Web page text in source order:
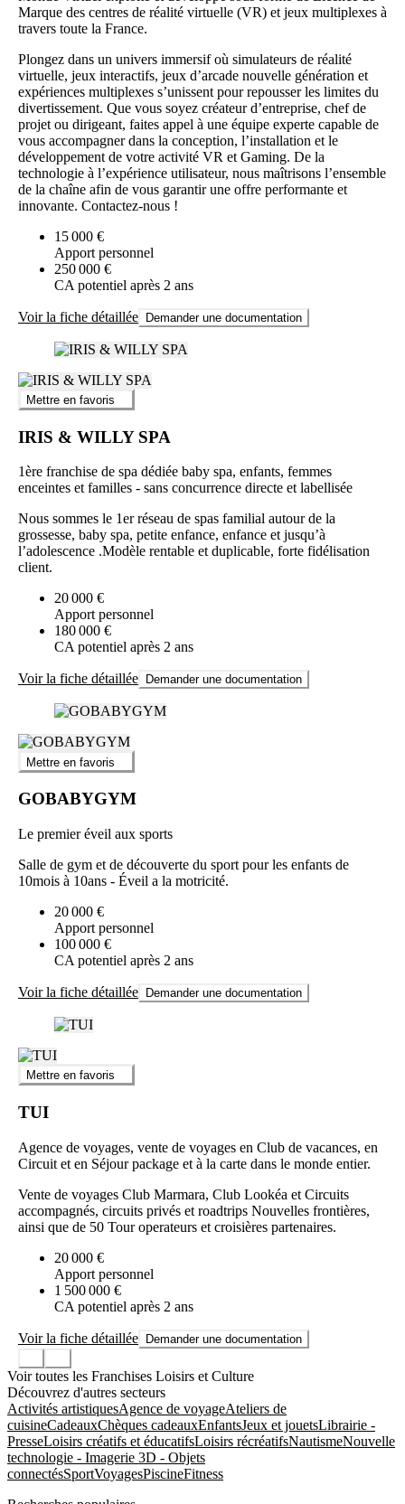
Marque des centres de réalité virtuelle (VR) et jeux multiplexes à
travers toute la France.
Plongez dans un univers immersif où simulateurs de réalité
virtuelle, jeux interactifs, jeux d’arcade nouvelle génération et
expériences multiplexes s’unissent pour repousser les limites du
divertissement. Que vous soyez créateur d’entreprise, chef de
projet ou dirigeant, faites appel à une équipe experte capable de
vous accompagner dans la conception, l’installation et le
développement de votre activité VR et Gaming. De la
technologie à l’expérience utilisateur, nous maîtrisons l’ensemble
de la chaîne afin de vous garantir une offre performante et
innovante. Contactez-nous !
15 000 €
Apport personnel
250 000 €
CA potentiel après 2 ans
Voir la fiche détaillée Demander une documentation
Mettre en favoris
IRIS & WILLY SPA
1ère franchise de spa dédiée baby spa, enfants, femmes
enceintes et familles - sans concurrence directe et labellisée
Nous sommes le 1er réseau de spas familial autour de la
grossesse, baby spa, petite enfance, enfance et jusqu’à
l’adolescence .Modèle rentable et duplicable, forte fidélisation
client.
20 000 €
Apport personnel
180 000 €
CA potentiel après 2 ans
Voir la fiche détaillée Demander une documentation
Mettre en favoris
GOBABYGYM
Le premier éveil aux sports
Salle de gym et de découverte du sport pour les enfants de
10mois à 10ans - Éveil a la motricité.
20 000 €
Apport personnel
100 000 €
CA potentiel après 2 ans
Voir la fiche détaillée Demander une documentation
Mettre en favoris
TUI
Agence de voyages, vente de voyages en Club de vacances, en
Circuit et en Séjour package et à la carte dans le monde entier.
Vente de voyages Club Marmara, Club Lookéa et Circuits
accompagnés, circuits privés et roadtrips Nouvelles frontières,
ainsi que de 50 Tour operateurs et croisières partenaires.
20 000 €
Apport personnel
1 500 000 €
CA potentiel après 2 ans
Voir la fiche détaillée Demander une documentation
Voir toutes les Franchises Loisirs et Culture
Découvrez d'autres secteurs
Activités artistiquesAgence de voyageAteliers de
cuisineCadeauxChèques cadeauxEnfantsJeux et jouetsLibrairie -
PresseLoisirs créatifs et éducatifsLoisirs récréatifsNautismeNouvelle
technologie - Imagerie 3D - Objets
connectésSportVoyagesPiscineFitness